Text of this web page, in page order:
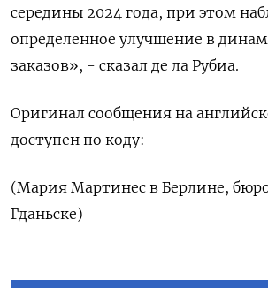
середины 2024 года, при этом
определенное улучшение в
заказов», - сказал де ла Рубиа.
Оригинал сообщения на
доступен по коду:
(Мария Мартинес в Берлине,
Гданьске)